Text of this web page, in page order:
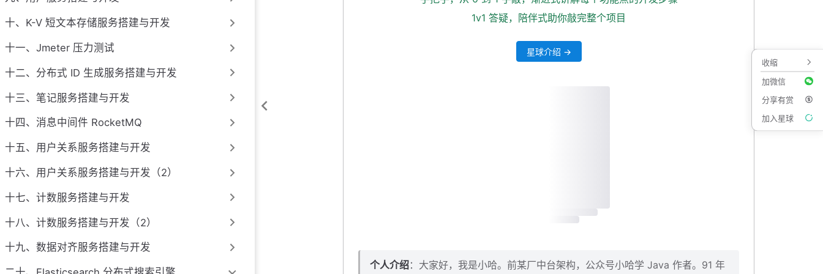
十、K-V 短文本存储服务搭建与开发
十一、Jmeter 压力测试
十二、分布式 ID 生成服务搭建与开发
十三、笔记服务搭建与开发
十四、消息中间件 RocketMQ
十五、用户关系服务搭建与开发
十六、用户关系服务搭建与开发（2）
十七、计数服务搭建与开发
十八、计数服务搭建与开发（2）
十九、数据对齐服务搭建与开发
1v1 答疑，陪伴式助你敲完整个项目
星球介绍 →
个人介绍：大家好，我是小哈。前某厂中台架构，公众号小哈学 Java 作者。91 年
收缩
加微信
分享有赏
加入星球